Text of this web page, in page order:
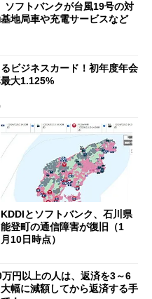
ソフトバンクが台風19号の対
地局車や充電サービスなど
ビジネスカード！初年度年会
大1.125%
KDDIとソフトバンク、石川県
能登町の通信障害が復旧（1
月10日時点）
円以上の人は、返済を3～6
幅に減額してから返済する手